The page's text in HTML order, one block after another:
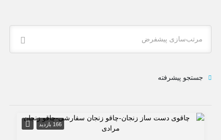
مرتب‌سازی پیشفرض
جستجو پیشرفته
166 بازدید